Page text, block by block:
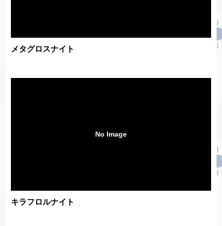
メタグロスナイト
No Image
キラフロルナイト